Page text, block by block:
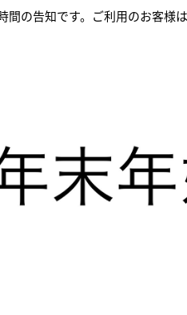
間の告知です。ご利用のお客様